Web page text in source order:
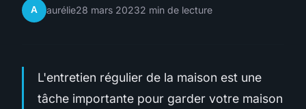
A aurélie28 mars 20232 min de lecture
L'entretien régulier de la maison est une
tâche importante pour garder votre maison